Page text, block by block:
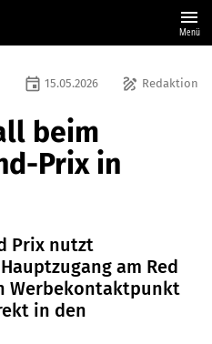
menu
Menü
draw Redaktion
event 15.05.2026
beim
Prix in
Prix nutzt
am Red
Werbekontaktpunkt
in den